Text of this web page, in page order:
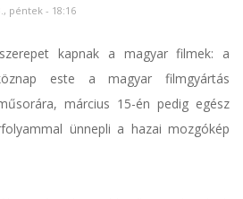
péntek - 18:16
kapnak a magyar filmek: a
este a magyar filmgyártás
március 15-én pedig egész
ünnepli a hazai mozgókép